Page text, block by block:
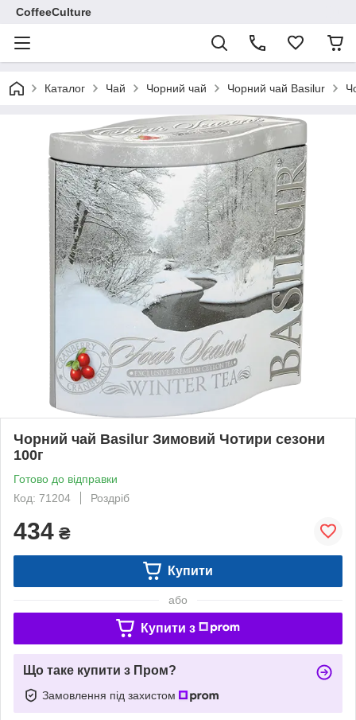
CoffeeCulture
Каталог Чай Чорний чай Чорний чай Basilur
Чорний чай Basilur Зимовий Чотири сезони
100г
Готово до відправки
Код: 71204
Роздріб
434 ₴
Купити
або
Купити з
Що таке купити з Пром?
Замовлення під захистом